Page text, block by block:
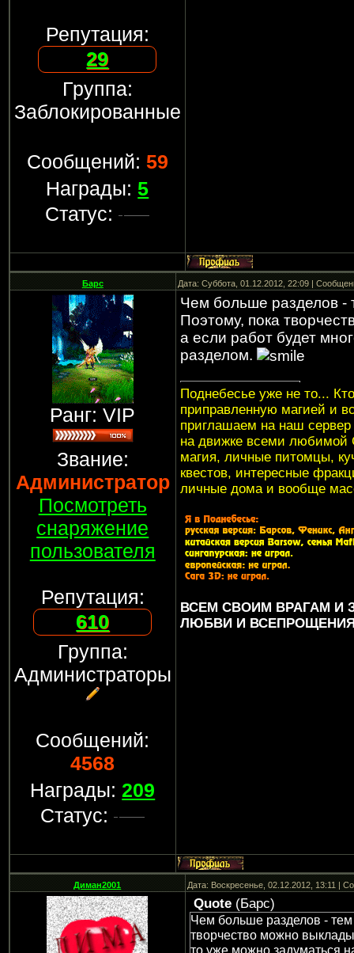
Репутация:
29
Группа:
Заблокированные
Сообщений: 59
Награды:5
Статус:
Барс Дата: Суббота, 01.12.2012, 22:09 |
Ранг: VIP
Звание:
Администратор
Посмотреть
снаряжение
пользователя
Репутация:
610
Группа:
Администраторы
Сообщений:
4568
Награды:209
Статус:
Чем больше разделов -
Поэтому, пока
а если работ будет
разделом.
Поднебесье уже не то...
приправленную магией и
приглашаем на наш сервер
на движке всеми любимой
магия, личные питомцы,
квестов, интересные
личные дома и вообще
ВСЕМ СВОИМ ВРАГАМ
ЛЮБВИ И
Диман2001 Дата: Воскресенье, 02.12.2012, 13:11 |
Quote(Барс)
Чем больше разделов -
творчество можно
то уже можно задуматься